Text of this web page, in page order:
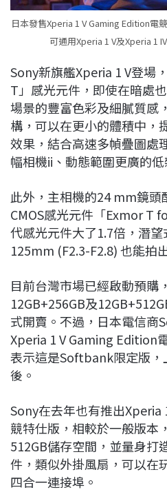
日本發售Xperia 1 V Gaming Edition電
可通用Xperia 1 V及Xperia 1
Sony新旗艦Xperia 1 V登場
T」感光元件，即使在暗處
場景的豐富色彩及細膩質感
構，可以在更小的體積中，
效果，結合高速多幀疊圖處
幅相機ii、動態範圍更廣的低
此外，主相機的24 mm鏡頭
CMOS感光元件「Exmor T
代感光元件大了1.7倍，潛
125mm (F2.3-F2.8) 也能拍
目前台灣市場已經啟動預購
12GB+256GB及
式開賣。不過，日本電信商
Xperia 1 V Gaming Edition
表示這是Softbank限定版，
後。
Sony在去年也有推出
競特仕版，相較於一般版本
512GB儲存空間，並量身打
件，類似外掛風扇，可以在
四合一連接埠。